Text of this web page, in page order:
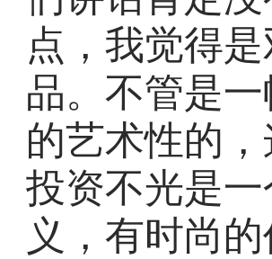
点，我觉得
品。不管是
的艺术性的
投资不光是
义，有时尚